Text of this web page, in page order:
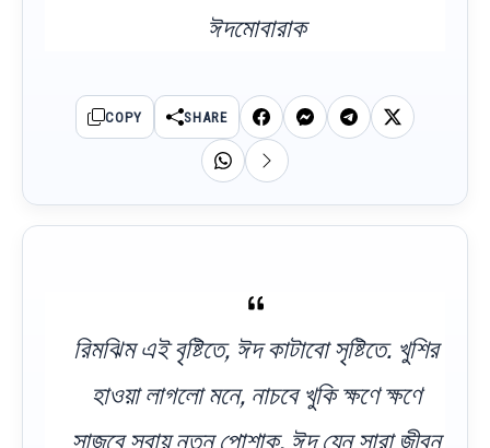
ঈদমোবারাক
COPY SHARE
রিমঝিম এই বৃষ্টিতে, ঈদ কাটাবো সৃষ্টিতে. খুশির
হাওয়া লাগলো মনে, নাচবে খুকি ক্ষণে ক্ষণে
সাজবে সবায় নতুন পোশাক, ঈদ যেন সারা জীবন